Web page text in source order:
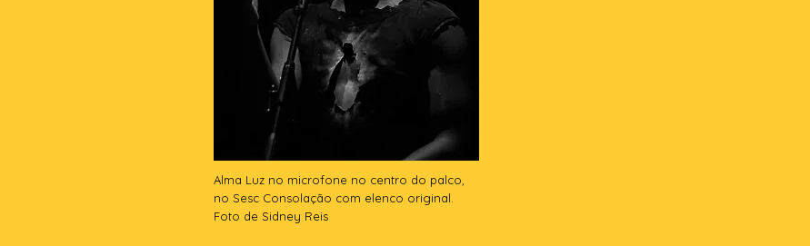
Alma Luz no microfone no centro do palco,
no Sesc Consolação com elenco original.
Foto de Sidney Reis